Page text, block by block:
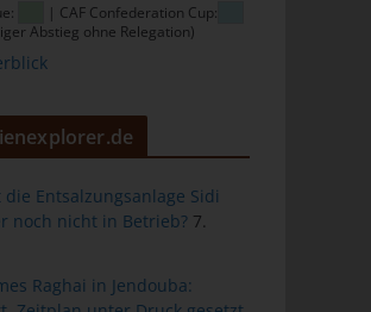
| CAF Confederation Cup:
Abstieg ohne Relegation)
die Entsalzungsanlage Sidi
noch nicht in Betrieb? 7.
Raghai in Jendouba: